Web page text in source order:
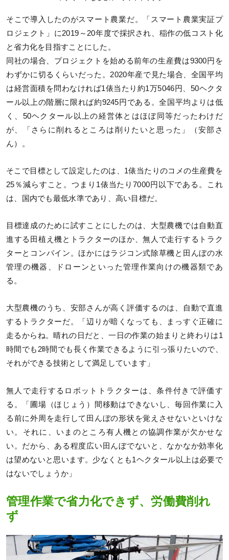
そこで導入したのがスマート農業だ。「スマート農業実証プ
ロジェクト」に2019～20年度で採択され、稲作の低コスト化
と省力化を目指すことにした。
同社の場合、プロジェクトを始める前年の生産費は9300円を
わずかに切るくらいだった。2020年産で見た場合、全国平均
は経営面積を問わなければ1俵当たり約1万5046円、50ヘクタ
ール以上の階層に限れば約9245円である。全国平均よりは低
く、50ヘクタール以上の経営体とはほぼ同等だったわけだ
が、「さらに削れるところは削りたいと思った」（安部さ
ん）。
そこで目標として設定したのは、1俵当たりのコメの生産費を
25％減らすこと。つまり1俵当たり7000円以下である。これ
は、国内でも最低水準であり、高い目標だ。
目標達成のために試すことにしたのは、大型農機では自動直
進する田植え機とトラクターのほか、無人で走行するトラク
ターとコンバイン。ほかにはラジコン式除草機と田んぼの水
管理の機器、ドローンといった管理作業向けの機器類であ
る。
大型農機のうち、安部さんが高く評価するのは、自動で直進
するトラクターだ。「辺りが暗くなっても、まっすぐ正確に
走るからね。晴れの日だと、一日の作業の始まりと終わりは1
時間でも2時間でも長く作業できるように引っ張りたいので、
それができる技術として満足しています」
無人で走行するロボットトラクターは、条件付きで評価す
る。「圃場（ほじょう）間移動はできないし、毎回作業に入
る前に外周を走行して田んぼの形状を覚えさせないといけな
い。それに、いまのところ有人機との協調作業が欠かせな
い。だから、ある程度広い田んぼでないと、なかなか効率化
は望めないと思います。少なくとも1ヘクタール以上は必要で
はないでしょうか」
管理作業で省力化できず、労働費削れ
ず